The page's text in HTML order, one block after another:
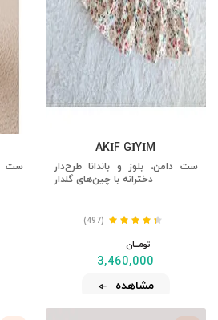
AKİF GİYİM
ست دامن، بلوز و باندانا طرح‌دار
دخترانه با چین‌های گلدار
(497)
تومــــــان
3,460,000
مشاهده
ست